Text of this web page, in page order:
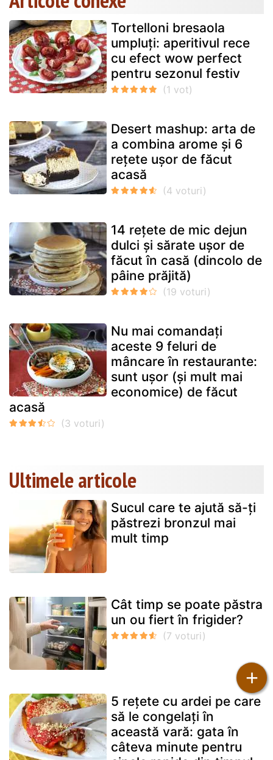
+
Tortelloni bresaola
umpluți: aperitivul rece
cu efect wow perfect
pentru sezonul festiv
Desert mashup: arta de
a combina arome și 6
rețete ușor de făcut
acasă
14 rețete de mic dejun
dulci și sărate ușor de
făcut în casă (dincolo de
pâine prăjită)
Nu mai comandați
aceste 9 feluri de
mâncare în restaurante:
sunt ușor (și mult mai
economice) de făcut
acasă
Ultimele articole
Sucul care te ajută să-ți
păstrezi bronzul mai
mult timp
Cât timp se poate păstra
un ou fiert în frigider?
5 rețete cu ardei pe care
să le congelați în
această vară: gata în
câteva minute pentru